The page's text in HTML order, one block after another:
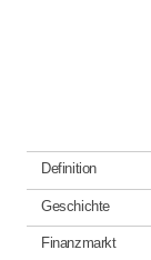
Definition
Geschichte
Finanzmarkt